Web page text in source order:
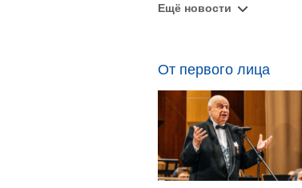
Ещё новости
От первого лица